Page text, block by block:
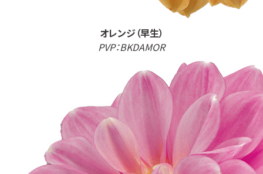
オレンジ（早生）
PVP：BKDAMOR